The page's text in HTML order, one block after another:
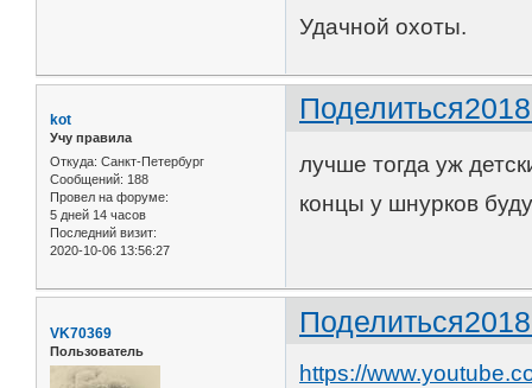
Удачной охоты.
Поделиться
kot
Учу правила
Откуда: Санкт-Петербург
Сообщений: 188
Провел на форуме:
5 дней 14 часов
Последний визит:
2020-10-06 13:56:27
лучше тогда уж
концы у шнурков
Поделиться
VK70369
Пользователь
https://